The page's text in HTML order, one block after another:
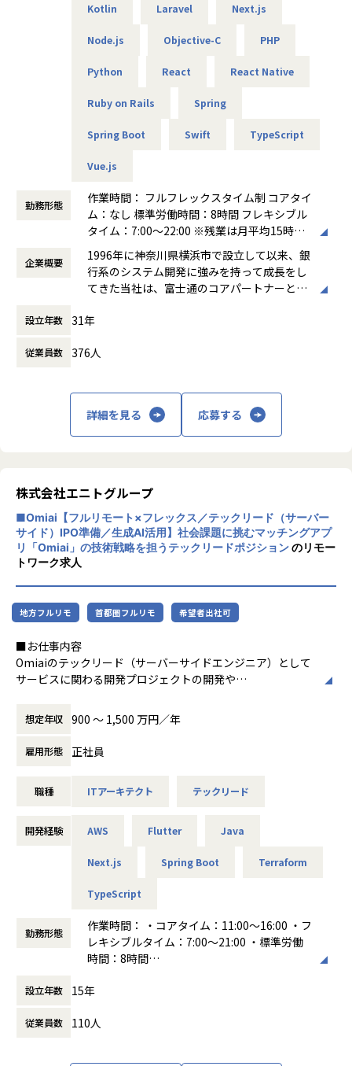
フルスタックエンジニア：
・技術調査及び検討（顧客提案の為）
・基本設計以降の設計業務全般
・実装～テスト
・会社の定める業務
【開発スタイルなど】
に応じて、
ウォーターフォール/アジャイルの開発手法を柔軟に選択。
フロントエンド/バックエンド/モバイルと横断的に開発に従
事したり、クラウド領域に特化して
基盤構築を担当したりなどを各自の能力・志向に合わせて柔
軟にチーム体制を作っています。
▼当社ではご本人の希望を尊重！
トを優先してアサイン。
▼育成支援制度の充実！
書籍購入費用100%負担や外部研修参加自由、1on1の実施や
2025年からは「PMチョットデキル研修」を開始。当社の目
指すPM像は、
単なるプロジェクト管理に留まらず、お客様の課題解決をリ
ードするコンサルティング能力も求められるため、
▼顧客にとって最適な提案を！
いシステムを提供したい
という気持ちを大切にしています。
▼ストリスフリーな環境をできる限り提供
ストレスを感じない環境を整えているのも当社の特徴の一
つ。
開発標準PCのメモリは最低32GB以上で入社のタイミングで
一人ひとりのエンジニアが求めるスペックを優先して環境面
社内で使うデュアルモニタ、他にも必要なソフト、ツールな
品質・生産性の最大化確保はエンジニアにとって大切だと考
が可能
【業務の変更の範囲】
Kotlin Laravel Next.js
Node.js Objective-C PHP
Python React React Native
Ruby on Rails Spring
Spring Boot Swift TypeScript
Vue.js
勤務形態
作業時間： フルフレックスタイム制 コアタイ
ム：なし 標準労働時間：8時間 フレキシブル
タイム：7:00～22:00 ※残業は月平均15時間
程度です ※プロジェクト、繁忙期に応じて勤
務時間が多少異なります ※少数（2％程度）
ですが、派遣契約のプロジェクトもあり、そ
の際はフルフレックスの対象社員から外れる
形になります。派遣終了後に再度、フルフレ
ックス適応になります。
働き方：
時間外労働の有無： 有（月平均14時間）
企業概要
1996年に神奈川県横浜市で設立して以来、銀
行系のシステム開発に強みを持って成長をし
てきた当社は、富士通のコアパートナーとし
数参画してきました。そこで得たノウハウを
ートなシステム・サービスのご提供をするた
技術の適用・R&D（研究開発）に力を注いで
います。2019年にSHIFTグループへと参画し
たことが新しい技術領域への挑戦の追い風と
そんな当社ではフルスタックエンジニアを育
てていきたいと考えていますが、本人の志
向・適性に合わない仕事を無理にさせるので
はなく、あくまで一人ひとりの能力を伸ばす
ントに興味がある人の中には、20代で要件定
義に携っている方もいますし、技術を武器に
活躍したいと考える人には希望に適したプロ
S、Azureなどを用いたクラウドインフラの開
発も増えてきており、当社で描けるキャリア
設立年数 31年
従業員数 376人
詳細を見る 応募する
株式会社エニトグループ
■Omiai【フルリモート×フレックス／テックリード（サーバー
サイド）IPO準備／生成AI活用】社会課題に挑むマッチングアプ
リ「Omiai」の技術戦略を担うテックリードポジションのリモー
トワーク求人
地方フルリモ 首都圏フルリモ 希望者出社可
■お仕事内容
Omiaiのテックリード（サーバーサイドエンジニア）として
サービスに関わる開発プロジェクトの開発や
1．プロダクト施策における実装・推進
PdM やデータチームと密に連携しながら、仕様設計の段階か
ら技術的視点で関与し、
・グロース施策: 3〜4ヶ月スパンでの中期売上向上施策の設
・スピードグロース施策: 1〜1.5ヶ月での短期 KPI 改善施策の
・アルゴリズム改善: レコメンドや検索精度向上など、収益に
・独自価値創出: Omiai のコアバリューを体現する独自機能
2．技術基盤の刷新と継続的改善
・レガシー構成の段階的リプレイスとモダン化の推進
ルアーキテクチャの再設計
統一と再構成
想定年収 900 〜 1,500 万円／年
雇用形態 正社員
職種 ITアーキテクト テックリード
開発経験 AWS Flutter Java
Next.js Spring Boot Terraform
TypeScript
勤務形態
作業時間： ・コアタイム：11:00～16:00 ・フ
レキシブルタイム：7:00～21:00 ・標準労働
時間：8時間
時間外労働の有無： 有（月平均11.3時間）
設立年数 15年
従業員数 110人